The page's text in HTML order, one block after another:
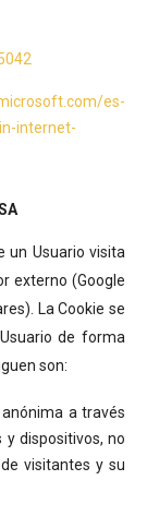
es-
internet-
un Usuario visita
externo (Google
La Cookie se
de forma
son:
a través
y dispositivos, no
visitantes y su